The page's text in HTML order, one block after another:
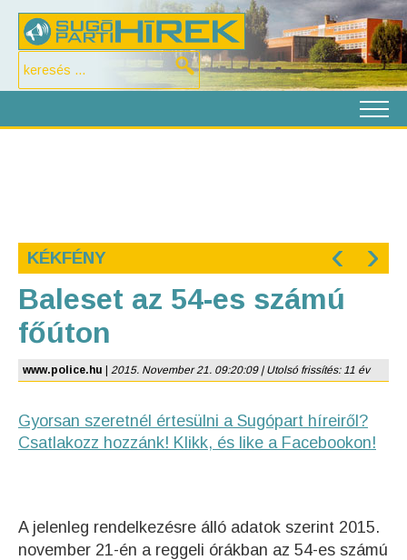
KÉKFÉNY ‹ ›
Baleset az 54-es számú
főúton
www.police.hu 2015. November 21. 09:20:09 | Utolsó frissítés: 11 év
Gyorsan szeretnél értesülni a Sugópart híreiről?
Csatlakozz hozzánk! Klikk, és like a Facebookon!
A jelenleg rendelkezésre álló adatok szerint 2015.
november 21-én a reggeli órákban az 54-es számú